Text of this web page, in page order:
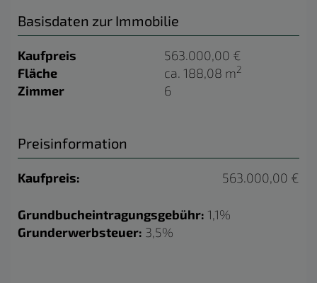
Basisdaten zur Immobilie
Kaufpreis
563.000,00 €
Fläche
ca. 188,08 m2
Zimmer 6
Preisinformation
Kaufpreis: 563.000,00 €
Grundbucheintragungsgebühr: 1,1%
Grunderwerbsteuer: 3,5%